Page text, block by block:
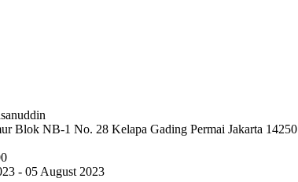
Blok NB-1 No. 28 Kelapa Gading Permai Jakarta 14250
- 05 August 2023